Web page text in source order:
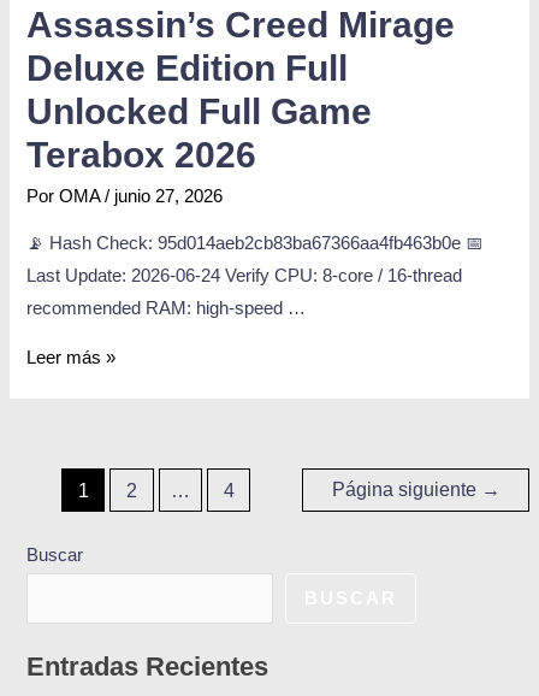
Assassin’s Creed Mirage
Deluxe Edition Full
Unlocked Full Game
Terabox 2026
PorOMA / junio 27, 2026
📡 Hash Check: 95d014aeb2cb83ba67366aa4fb463b0e 📅
Last Update: 2026-06-24 Verify CPU: 8-core / 16-thread
recommended RAM: high-speed …
Leer más »
1 2 … 4 Página siguiente →
Buscar
Entradas Recientes